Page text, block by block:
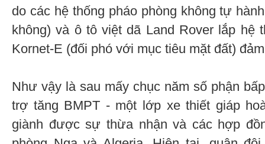
do các hệ thống pháo phòng không tự
không) và ô tô việt dã Land Rover lắp hệ
Kornet-E (đối phó với mục tiêu mặt đất)
Như vậy là sau mấy chục năm số phận
trợ tăng BMPT - một lớp xe thiết giáp
giành được sự thừa nhận và các hợp